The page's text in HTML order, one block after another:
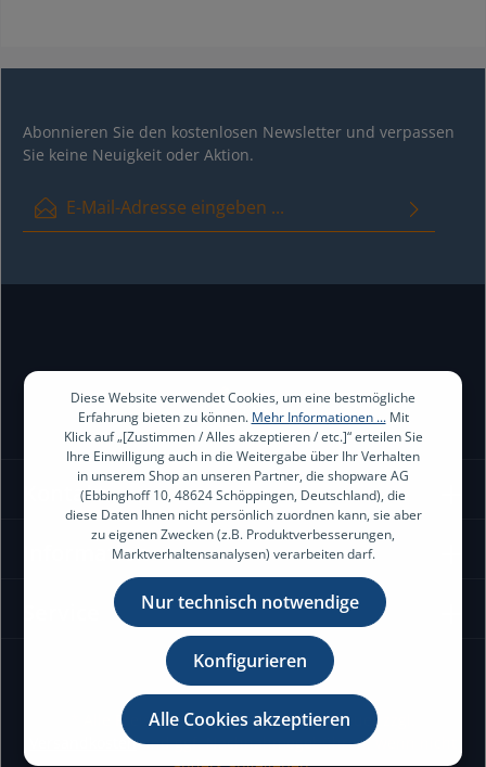
Abonnieren Sie den kostenlosen Newsletter und verpassen
Sie keine Neuigkeit oder Aktion.
E-Mail-Adresse*
Kontakt
Information
* Alle Preise exkl. gesetzl. Mehrwertsteuer zzgl.
Versandkostenund ggf. Nachnahmegebühren, wenn nicht
Diese Website verwendet Cookies, um eine bestmögliche
Erfahrung bieten zu können. Mehr Informationen ...Mit
Klick auf „[Zustimmen / Alles akzeptieren / etc.]“ erteilen Sie
Ihre Einwilligung auch in die Weitergabe über Ihr Verhalten
in unserem Shop an unseren Partner, die shopware AG
(Ebbinghoff 10, 48624 Schöppingen, Deutschland), die
diese Daten Ihnen nicht persönlich zuordnen kann, sie aber
zu eigenen Zwecken (z.B. Produktverbesserungen,
Marktverhaltensanalysen) verarbeiten darf.
Nur technisch notwendige
Konfigurieren
Alle Cookies akzeptieren